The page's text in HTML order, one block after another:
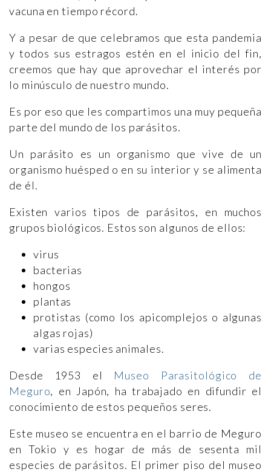
vacuna en tiempo récord.
Y a pesar de que celebramos que esta pandemia
y todos sus estragos estén en el inicio del fin,
creemos que hay que aprovechar el interés por
lo minúsculo de nuestro mundo.
Es por eso que les compartimos una muy pequeña
parte del mundo de los parásitos.
Un parásito es un organismo que vive de un
organismo huésped o en su interior y se alimenta
de él.
Existen varios tipos de parásitos, en muchos
grupos biológicos. Estos son algunos de ellos:
virus
bacterias
hongos
plantas
protistas (como los apicomplejos o algunas
algas rojas)
varias especies animales.
Desde 1953 el Museo Parasitológico de
Meguro, en Japón, ha trabajado en difundir el
conocimiento de estos pequeños seres.
Este museo se encuentra en el barrio de Meguro
en Tokio y es hogar de más de sesenta mil
especies de parásitos. El primer piso del museo